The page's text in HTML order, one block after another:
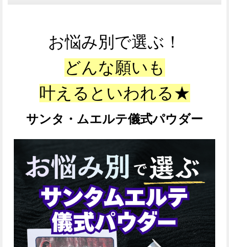
お悩み別で選ぶ！
どんな願いも
叶えるといわれる★
サンタ・ムエルテ儀式パウダー